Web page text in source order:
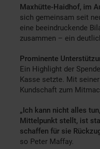
Maxhütte-Haidhof, im
sich gemeinsam seit
eine beeindruckende
zusammen – ein
Prominente
Ein Highlight der
Kasse setzte. Mit
Kundschaft zum
„Ich kann nicht alles
Mitte lpunkt stellt, ist
schaffen für sie
so Peter Maffay.